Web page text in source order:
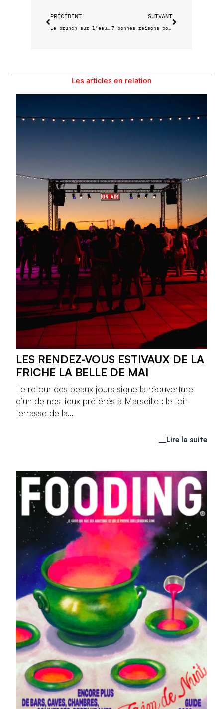
PRÉCÉDENT
Le brunch sur l’eau de Coogee x Erre 1930
SUIVANT
7 bonnes raisons pour laisser tomber le maillot
Les articles en relation
LES RENDEZ-VOUS ESTIVAUX DE LA
FRICHE LA BELLE DE MAI
Le retour des beaux jours signe la réouverture
d’un de nos lieux préférés à Marseille : le toit-
terrasse de la...
Lire la suite